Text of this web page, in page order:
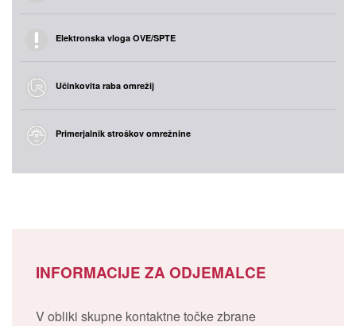
Elektronska vloga OVE/SPTE
Učinkovita raba omrežij
Primerjalnik stroškov omrežnine
INFORMACIJE ZA ODJEMALCE
V obliki skupne kontaktne točke zbrane